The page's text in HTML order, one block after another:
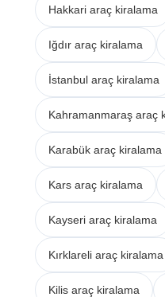
Hakkari araç kiralama
Iğdır araç kiralama
İstanbul araç kiralama
Kahramanmaraş araç
Karabük araç kiralama
Kars araç kiralama
Kayseri araç kiralama
Kırklareli araç kiralama
Kilis araç kiralama